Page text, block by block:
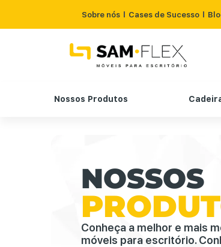
Sobre nós Cases de Sucesso
Nossos Produtos
NOSSOS
Conheça a melhor e mais
móveis para escritório.